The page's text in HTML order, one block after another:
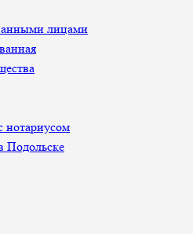
лицами
нотариусом
Подольске